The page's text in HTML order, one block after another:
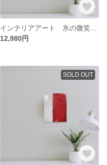
12,980円
SOLD OUT